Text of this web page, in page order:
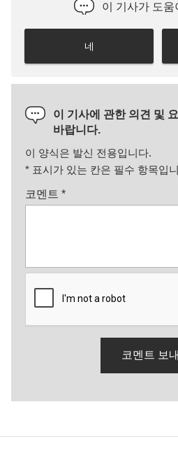
이 기사가 도
네
이 기사에 관한 의견 및
바랍니다.
이 양식은 발신 전용입니다.
* 표시가 있는 칸은 필수 항목입
코멘트 *